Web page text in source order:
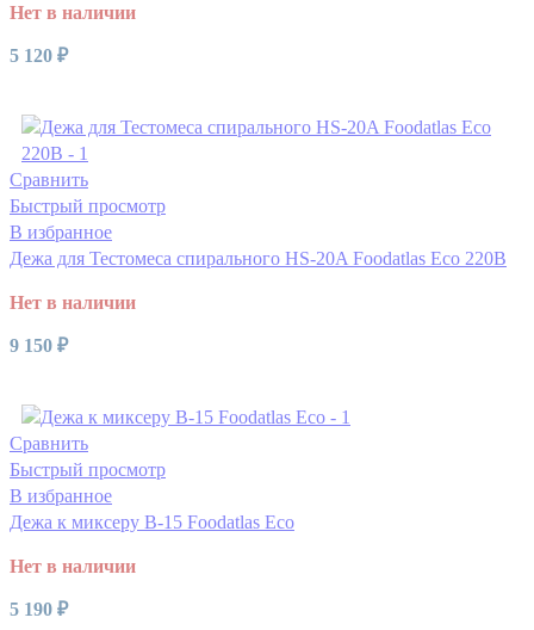
Нет в наличии
5 120 ₽
Сравнить
Быстрый просмотр
В избранное
Дежа для Тестомеса спирального HS-20A Foodatlas Eco 220В
Нет в наличии
9 150 ₽
Сравнить
Быстрый просмотр
В избранное
Дежа к миксеру B-15 Foodatlas Eco
Нет в наличии
5 190 ₽